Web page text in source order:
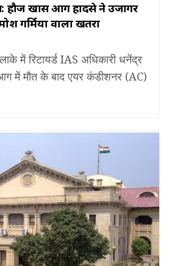
हौज खास आग हादसे ने उजागर
गर्मियों वाला खतरा
में रिटायर्ड IAS अधिकारी धनेंद्र
में मौत के बाद एयर कंडीशनर (AC)